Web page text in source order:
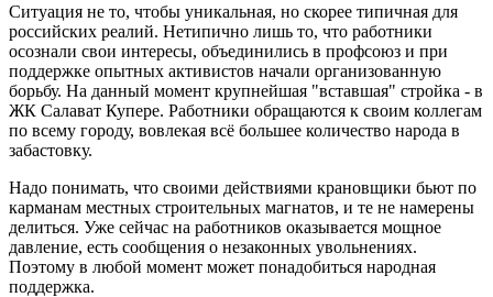
Ситуация не то, чтобы уникальная, но скорее типичная для
российских реалий. Нетипично лишь то, что работники
осознали свои интересы, объединились в профсоюз и при
поддержке опытных активистов начали организованную
борьбу. На данный момент крупнейшая "вставшая" стройка - в
ЖК Салават Купере. Работники обращаются к своим коллегам
по всему городу, вовлекая всё большее количество народа в
забастовку.
Надо понимать, что своими действиями крановщики бьют по
карманам местных строительных магнатов, и те не намерены
делиться. Уже сейчас на работников оказывается мощное
давление, есть сообщения о незаконных увольнениях.
Поэтому в любой момент может понадобиться народная
поддержка.